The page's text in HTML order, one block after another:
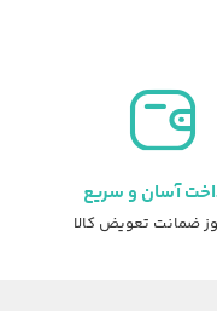
آسان و سریع